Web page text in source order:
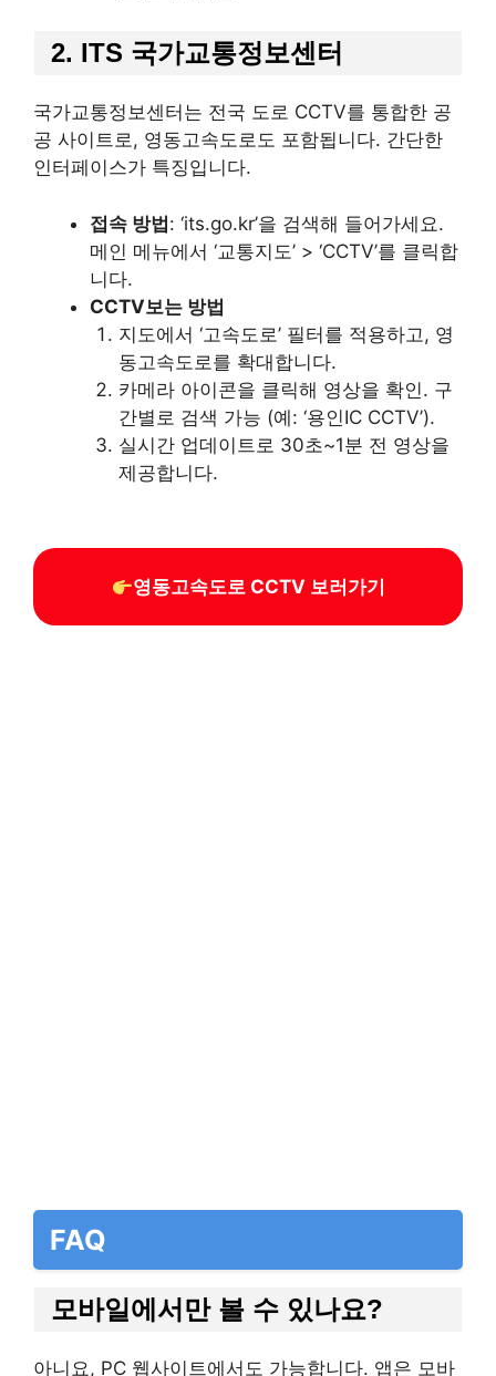
2. ITS 국가교통정보센터
국가교통정보센터는 전국 도로 CCTV를 통합한 공
공 사이트로, 영동고속도로도 포함됩니다. 간단한
인터페이스가 특징입니다.
접속 방법: ‘its.go.kr’을 검색해 들어가세요.
메인 메뉴에서 ‘교통지도’ > ‘CCTV’를 클릭합
니다.
CCTV보는 방법
지도에서 ‘고속도로’ 필터를 적용하고, 영
동고속도로를 확대합니다.
카메라 아이콘을 클릭해 영상을 확인. 구
간별로 검색 가능 (예: ‘용인IC CCTV’).
실시간 업데이트로 30초~1분 전 영상을
제공합니다.
영동고속도로 CCTV 보러가기
FAQ
모바일에서만 볼 수 있나요?
아니요, PC 웹사이트에서도 가능합니다. 앱은 모바